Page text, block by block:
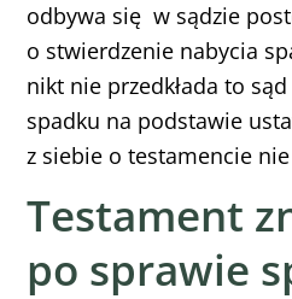
odbywa się w sądzie
o stwierdzenie nabycia
nikt nie przedkłada to
spadku na podstawie
z siebie o testamencie
Testament
po sprawie